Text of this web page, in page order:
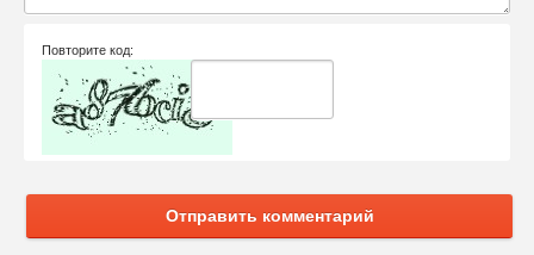
Повторите код:
Отправить комментарий